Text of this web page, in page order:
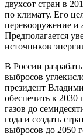
двухсот стран в
по климату. Его
перевооружение и
Предполагается
источников
В России
выбросов
президент
обеспечить к
газов до
года и создать
выбросов до 2050